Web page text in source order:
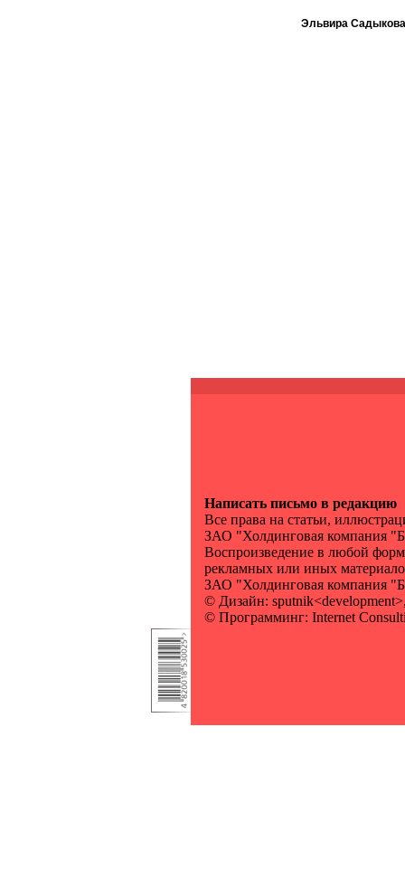
Эльвира Садыкова
Написать письмо в редакцию
Все права на статьи,
ЗАО "Холдинговая компания
Воспроизведение в любой
рекламных или иных
ЗАО "Холдинговая компания
© Дизайн:
© Программинг: Internet